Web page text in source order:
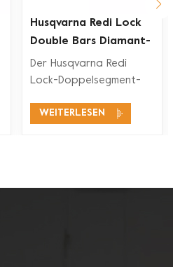
Husqvarna Redi Lock
Double Bars Diamant-
Schleifschuh für
Betonboden
Der Husqvarna Redi
Lock-Doppelsegment-
mit den Husqvarna Redi
WEITERLESEN